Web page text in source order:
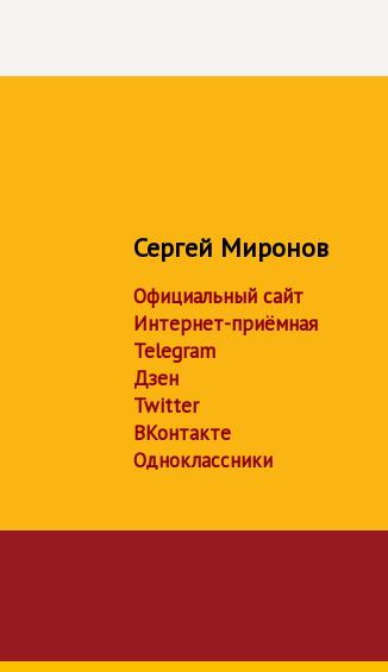
Сергей Миронов
Официальный сайт
Интернет-приёмная
Telegram
Дзен
Twitter
ВКонтакте
Одноклассники